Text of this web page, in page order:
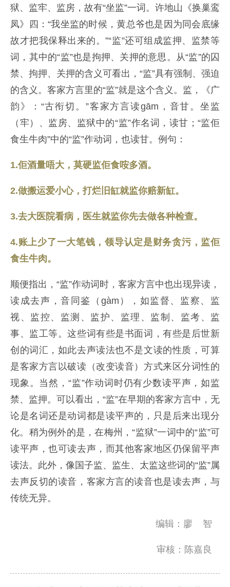
狱、监牢、监房，故有“坐监”一词。许地山《换巢鸾
凤》四：“我坐监的时候，黄总爷也是因为同会底缘
故才把我保释出来的。”“监”还可组成监押、监禁等
词，其中的“监”也是拘押、关押的意思。从“监”的囚
禁、拘押、关押的含义可看出，“监”具有强制、强迫
的含义。客家方言里的“监”就是这个含义。监，《广
韵》：“古衔切。”客家方言读gām，音甘。坐监
（牢）、监房、监狱中的“监”作名词，读甘；“监佢
食生牛肉”中的“监”作动词，也读甘。例句：
1.佢酒量唔大，莫硬监佢食咹多酒。
2.做搬运爱小心，打烂旧缸就监你赔新缸。
3.去大医院看病，医生就监你先去做各种检查。
4.账上少了一大笔钱，领导认定是财务贪污，监佢
食生牛肉。
顺便指出，“监”作动词时，客家方言中也出现异读，
读成去声，音同鉴（gàm），如监督、监察、监
视、监控、监测、监护、监理、监制、监考、监
事、监工等。这些词有些是书面词，有些是后世新
创的词汇，如此去声读法也不是文读的性质，可算
是客家方言以破读（改变读音）方式来区分词性的
现象。当然，“监”作动词时仍有少数读平声，如监
禁、监押。可以看出，“监”在早期的客家方言中，无
论是名词还是动词都是读平声的，只是后来出现分
化。稍为例外的是，在梅州，“监狱”一词中的“监”可
读平声，也可读去声，而其他客家地区仍保留平声
读法。此外，像国子监、监生、太监这些词的“监”属
去声反切的读音，客家方言的读音也是读去声，与
传统无异。
编辑：廖 智
审核：陈嘉良